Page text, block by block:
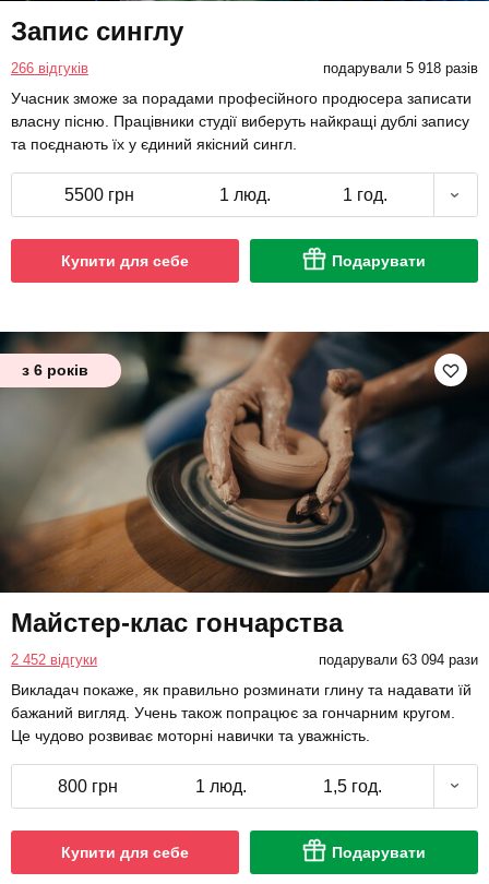
Запис синглу
266 відгуків подарували 5 918 разів
Учасник зможе за порадами професійного продюсера записати
власну пісню. Працівники студії виберуть найкращі дублі запису
та поєднають їх у єдиний якісний сингл.
5500 грн 1 люд. 1 год.
Купити для себе Подарувати
з 6 років
Майстер-клас гончарства
2 452 відгуки подарували 63 094 рази
Викладач покаже, як правильно розминати глину та надавати їй
бажаний вигляд. Учень також попрацює за гончарним кругом.
Це чудово розвиває моторні навички та уважність.
800 грн 1 люд. 1,5 год.
Купити для себе Подарувати